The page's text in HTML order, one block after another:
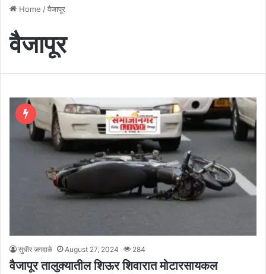
Home /वैजापूर
वैजापूर
सुधीर जगदाळे August 27, 2024 284
वैजापूर तालुक्यातील शिऊर शिवारात मोटारसायकल